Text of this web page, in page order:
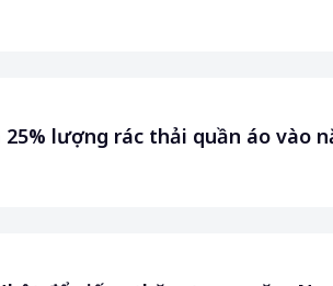
lượng rác thải quần áo vào